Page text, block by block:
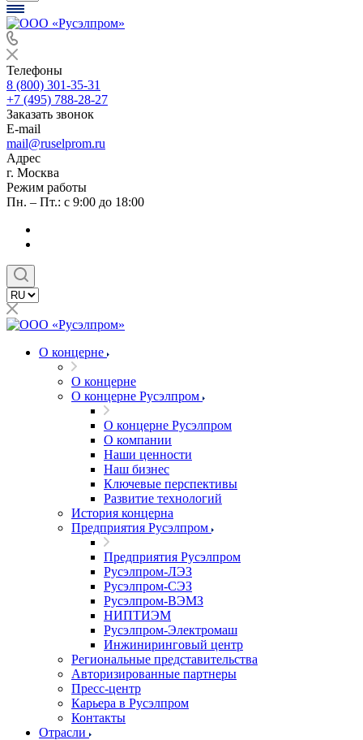
Телефоны
8 (800) 301-35-31
+7 (495) 788-28-27
Заказать звонок
E-mail
mail@ruselprom.ru
Адрес
г. Москва
Режим работы
Пн. – Пт.: с 9:00 до 18:00
О концерне
О концерне
О концерне Русэлпром
О концерне Русэлпром
О компании
Наши ценности
Наш бизнес
Ключевые перспективы
Развитие технологий
История концерна
Предприятия Русэлпром
Предприятия Русэлпром
Русэлпром-ЛЭЗ
Русэлпром-СЭЗ
Русэлпром-ВЭМЗ
НИПТИЭМ
Русэлпром-Электромаш
Инжиниринговый центр
Региональные представительства
Авторизированные партнеры
Пресс-центр
Карьера в Русэлпром
Контакты
Отрасли